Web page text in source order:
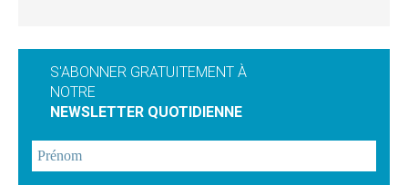
S'ABONNER GRATUITEMENT À
NOTRE
NEWSLETTER QUOTIDIENNE